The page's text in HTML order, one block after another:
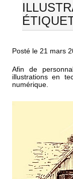
Posté le 21 mars
Afin de
illustrations en
numérique.